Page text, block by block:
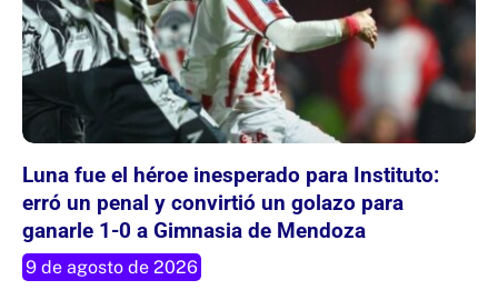
Luna fue el héroe inesperado para Instituto:
erró un penal y convirtió un golazo para
ganarle 1-0 a Gimnasia de Mendoza
9 de agosto de 2026